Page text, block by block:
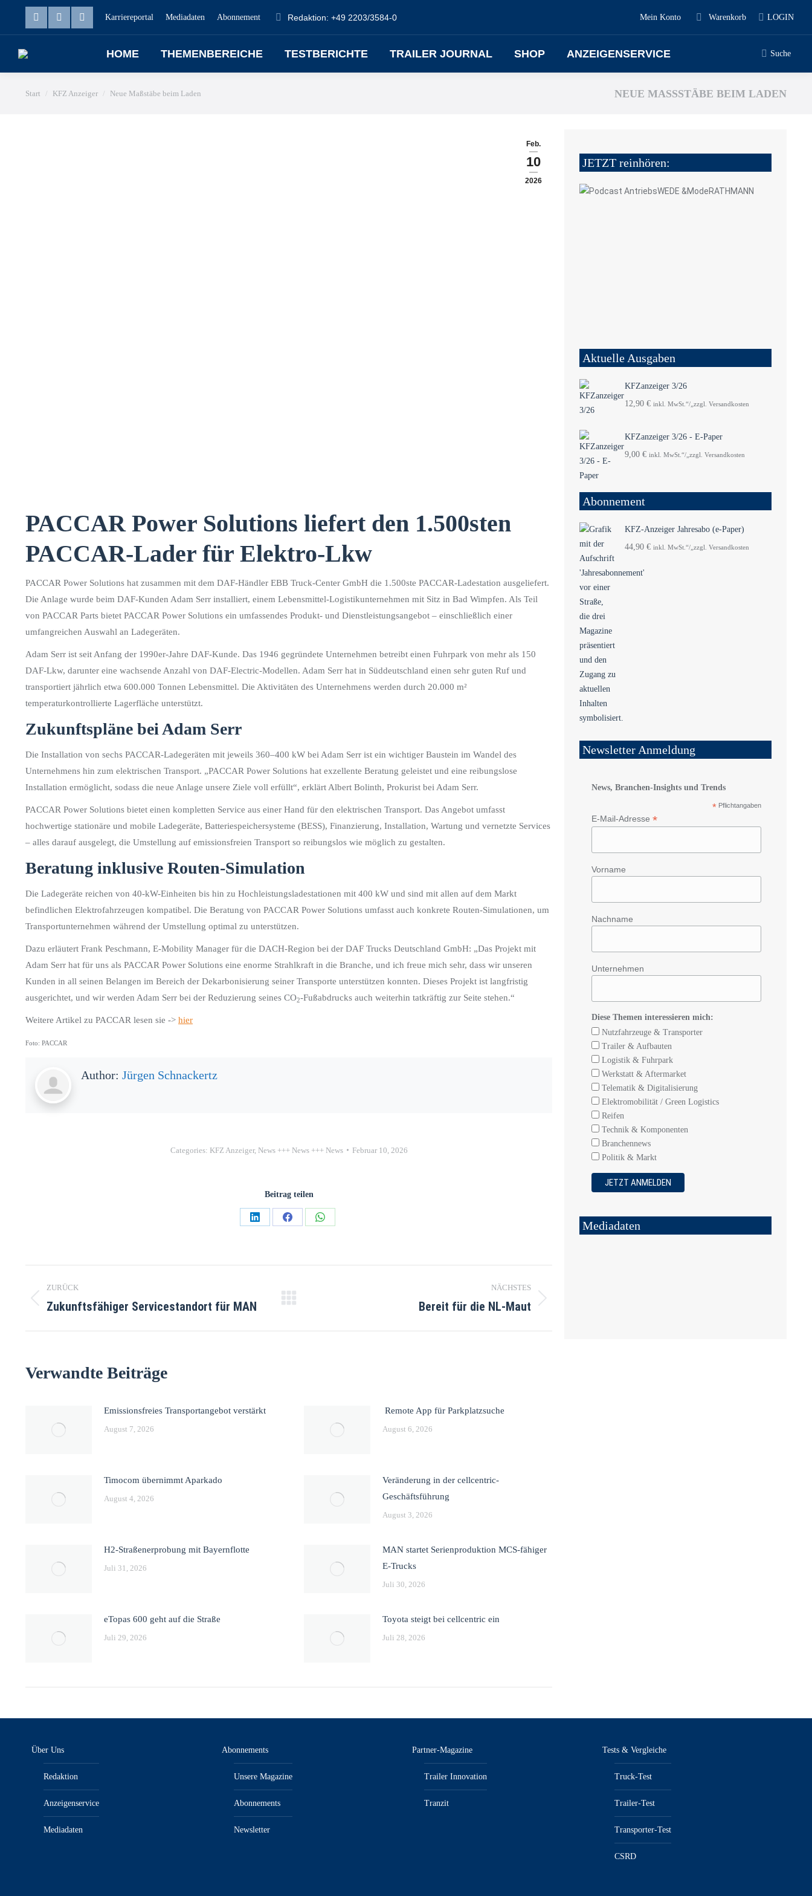
Karriereportal Mediadaten Abonnement Redaktion: +49 2203/3584-0 Mein Konto Warenkorb LOGIN
HOME THEMENBEREICHE TESTBERICHTE TRAILER JOURNAL SHOP ANZEIGENSERVICE Suche
Sie befinden sich hier:
Start KFZ Anzeiger Neue Maßstäbe beim Laden NEUE MASSSTÄBE BEIM LADEN
Feb.
10
2026
PACCAR Power Solutions liefert den 1.500sten
PACCAR-Lader für Elektro-Lkw
PACCAR Power Solutions hat zusammen mit dem DAF-Händler EBB Truck-Center GmbH die 1.500ste PACCAR-Ladestation ausgeliefert.
Die Anlage wurde beim DAF-Kunden Adam Serr installiert, einem Lebensmittel-Logistikunternehmen mit Sitz in Bad Wimpfen. Als Teil
von PACCAR Parts bietet PACCAR Power Solutions ein umfassendes Produkt- und Dienstleistungsangebot – einschließlich einer
umfangreichen Auswahl an Ladegeräten.
Adam Serr ist seit Anfang der 1990er-Jahre DAF-Kunde. Das 1946 gegründete Unternehmen betreibt einen Fuhrpark von mehr als 150
DAF-Lkw, darunter eine wachsende Anzahl von DAF-Electric-Modellen. Adam Serr hat in Süddeutschland einen sehr guten Ruf und
transportiert jährlich etwa 600.000 Tonnen Lebensmittel. Die Aktivitäten des Unternehmens werden durch 20.000 m²
temperaturkontrollierte Lagerfläche unterstützt.
Zukunftspläne bei Adam Serr
Die Installation von sechs PACCAR-Ladegeräten mit jeweils 360–400 kW bei Adam Serr ist ein wichtiger Baustein im Wandel des
Unternehmens hin zum elektrischen Transport. „PACCAR Power Solutions hat exzellente Beratung geleistet und eine reibungslose
Installation ermöglicht, sodass die neue Anlage unsere Ziele voll erfüllt“, erklärt Albert Bolinth, Prokurist bei Adam Serr.
PACCAR Power Solutions bietet einen kompletten Service aus einer Hand für den elektrischen Transport. Das Angebot umfasst
hochwertige stationäre und mobile Ladegeräte, Batteriespeichersysteme (BESS), Finanzierung, Installation, Wartung und vernetzte Services
– alles darauf ausgelegt, die Umstellung auf emissionsfreien Transport so reibungslos wie möglich zu gestalten.
Beratung inklusive Routen-Simulation
Die Ladegeräte reichen von 40-kW-Einheiten bis hin zu Hochleistungsladestationen mit 400 kW und sind mit allen auf dem Markt
befindlichen Elektrofahrzeugen kompatibel. Die Beratung von PACCAR Power Solutions umfasst auch konkrete Routen-Simulationen, um
Transportunternehmen während der Umstellung optimal zu unterstützen.
Dazu erläutert Frank Peschmann, E-Mobility Manager für die DACH-Region bei der DAF Trucks Deutschland GmbH: „Das Projekt mit
Adam Serr hat für uns als PACCAR Power Solutions eine enorme Strahlkraft in die Branche, und ich freue mich sehr, dass wir unseren
Kunden in all seinen Belangen im Bereich der Dekarbonisierung seiner Transporte unterstützen konnten. Dieses Projekt ist langfristig
ausgerichtet, und wir werden Adam Serr bei der Reduzierung seines CO2-Fußabdrucks auch weiterhin tatkräftig zur Seite stehen.“
Weitere Artikel zu PACCAR lesen sie -> hier
Foto: PACCAR
Author: Jürgen Schnackertz
Categories: KFZ Anzeiger, News +++ News +++ News Februar 10, 2026
Beitrag teilen
ZURÜCK
Zukunftsfähiger Servicestandort für MAN
NÄCHSTES
Bereit für die NL-Maut
Verwandte Beiträge
Emissionsfreies Transportangebot verstärkt
August 7, 2026
Remote App für Parkplatzsuche
August 6, 2026
Timocom übernimmt Aparkado
August 4, 2026
Veränderung in der cellcentric-
Geschäftsführung
August 3, 2026
H2-Straßenerprobung mit Bayernflotte
Juli 31, 2026
MAN startet Serienproduktion MCS-fähiger
E-Trucks
Juli 30, 2026
eTopas 600 geht auf die Straße
Juli 29, 2026
Toyota steigt bei cellcentric ein
Juli 28, 2026
JETZT reinhören:
Aktuelle Ausgaben
KFZanzeiger 3/26
12,90 € inkl. MwSt.“/„zzgl. Versandkosten
KFZanzeiger 3/26 - E-Paper
9,00 € inkl. MwSt.“/„zzgl. Versandkosten
Abonnement
KFZ-Anzeiger Jahresabo (e-Paper)
44,90 € inkl. MwSt.“/„zzgl. Versandkosten
Newsletter Anmeldung
News, Branchen-Insights und Trends
* Pflichtangaben
E-Mail-Adresse *
Vorname
Nachname
Unternehmen
Diese Themen interessieren mich:
Nutzfahrzeuge & Transporter
Trailer & Aufbauten
Logistik & Fuhrpark
Werkstatt & Aftermarket
Telematik & Digitalisierung
Elektromobilität / Green Logistics
Reifen
Technik & Komponenten
Branchennews
Politik & Markt
Mediadaten
Über Uns
Redaktion
Anzeigenservice
Mediadaten
Abonnements
Unsere Magazine
Abonnements
Newsletter
Partner-Magazine
Trailer Innovation
Tranzit
Tests & Vergleiche
Truck-Test
Trailer-Test
Transporter-Test
CSRD